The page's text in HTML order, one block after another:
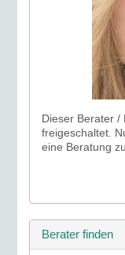
Dieser Berater /
freigeschaltet.
eine Beratung
Berater finden